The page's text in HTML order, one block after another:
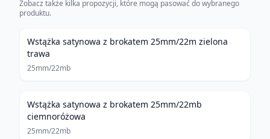
Zobacz także kilka propozycji, które mogą pasować do wybranego
produktu.
Wstążka satynowa z brokatem 25mm/22m zielona
trawa
25mm/22mb
Wstążka satynowa z brokatem 25mm/22mb
ciemnoróżowa
25mm/22mb